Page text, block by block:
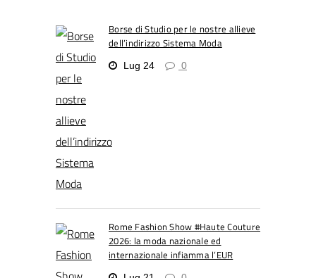
Borse di Studio per le nostre allieve
dell’indirizzo Sistema Moda
Lug 24 0
Rome Fashion Show #Haute Couture
2026: la moda nazionale ed
internazionale infiamma l’EUR